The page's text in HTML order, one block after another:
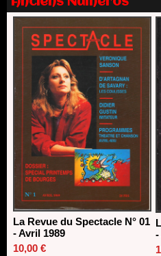
13/06/2026
Dispositif SACD Auteurs
18/03/2026
La Revue du Spectacle N° 01
- Avril 1989
10,00 €
-